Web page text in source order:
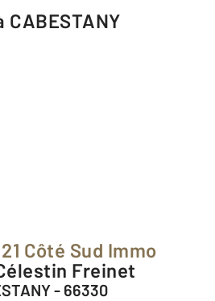
21 Côté Sud Immo
Freinet
- 66330